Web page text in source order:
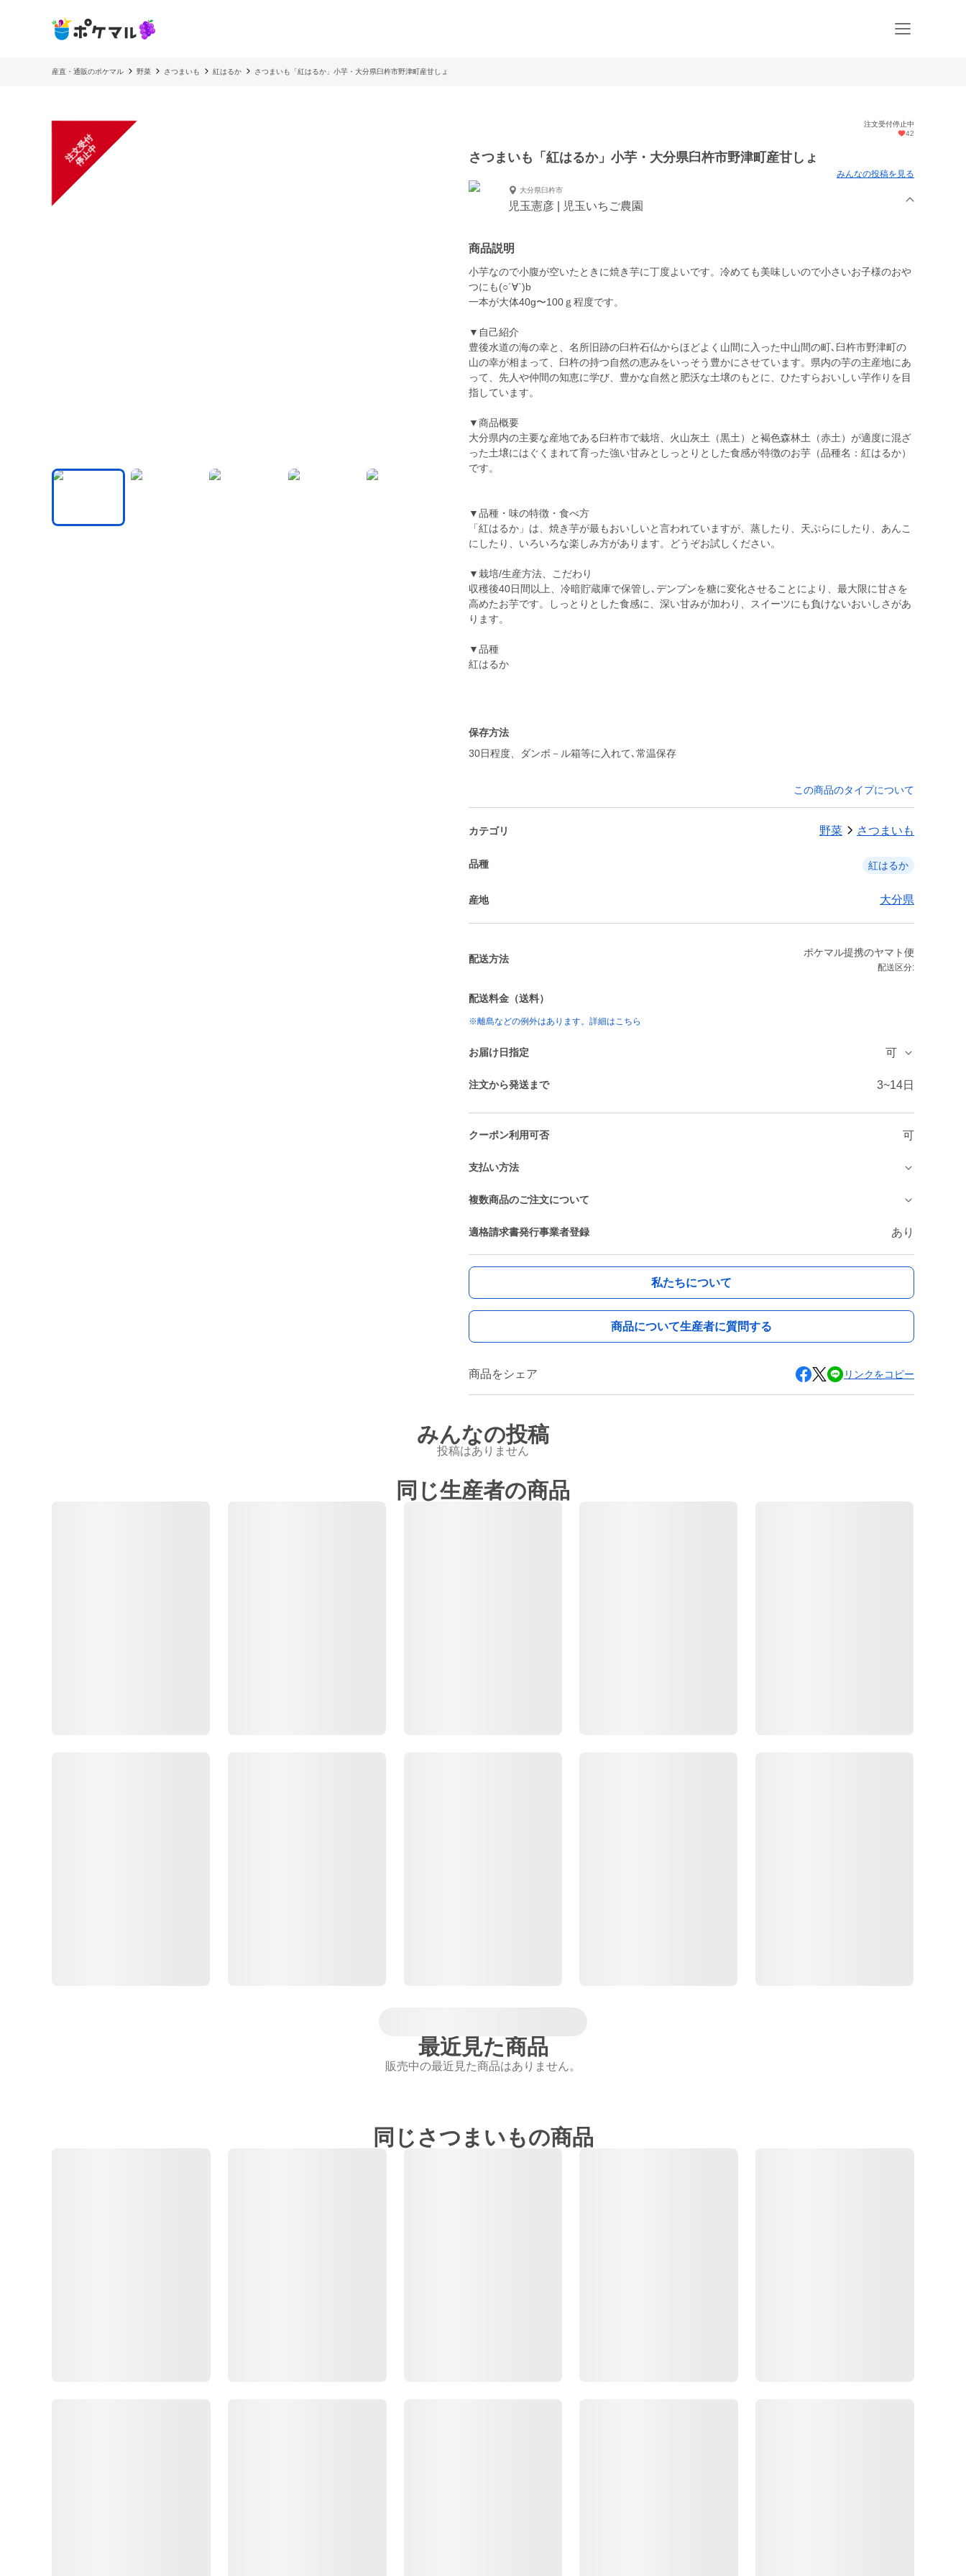
産直・通販のポケマル 野菜 さつまいも 紅はるか さつまいも「紅はるか」小芋・大分県臼杵市野津町産甘しょ
注
文
受
付
停
止
中
注文受付停止中
42
さつまいも「紅はるか」小芋・大分県臼杵市野津町産甘しょ
みんなの投稿を見る
大分県臼杵市
児玉憲彦 | 児玉いちご農園
商品説明
小芋なので小腹が空いたときに焼き芋に丁度よいです。冷めても美味しいので小さいお子様のおや
つにも(○´∀`)b
一本が大体40g〜100ｇ程度です。
▼自己紹介
豊後水道の海の幸と、名所旧跡の臼杵石仏からほどよく山間に入った中山間の町､臼杵市野津町の
山の幸が相まって、臼杵の持つ自然の恵みをいっそう豊かにさせています。県内の芋の主産地にあ
って、先人や仲間の知恵に学び、豊かな自然と肥沃な土壌のもとに、ひたすらおいしい芋作りを目
指しています。
▼商品概要
大分県内の主要な産地である臼杵市で栽培、火山灰土（黒土）と褐色森林土（赤土）が適度に混ざ
った土壌にはぐくまれて育った強い甘みとしっとりとした食感が特徴のお芋（品種名：紅はるか）
です。
▼品種・味の特徴・食べ方
「紅はるか」は、焼き芋が最もおいしいと言われていますが、蒸したり、天ぷらにしたり、あんこ
にしたり、いろいろな楽しみ方があります。どうぞお試しください。
▼栽培/生産方法、こだわり
収穫後40日間以上、冷暗貯蔵庫で保管し､デンプンを糖に変化させることにより、最大限に甘さを
高めたお芋です。しっとりとした食感に、深い甘みが加わり、スイーツにも負けないおいしさがあ
ります。
▼品種
紅はるか
保存方法
30日程度、ダンボ－ル箱等に入れて､常温保存
この商品のタイプについて
カテゴリ 野菜 さつまいも
品種 紅はるか
産地 大分県
配送方法
ポケマル提携のヤマト便
配送区分:
配送料金（送料）
※離島などの例外はあります。詳細はこちら
お届け日指定 可
注文から発送まで 3~14日
クーポン利用可否 可
支払い方法
複数商品のご注文について
適格請求書発行事業者登録 あり
私たちについて
商品について生産者に質問する
商品をシェア リンクをコピー
みんなの投稿
投稿はありません
同じ生産者の商品
最近見た商品
販売中の最近見た商品はありません。
同じさつまいもの商品